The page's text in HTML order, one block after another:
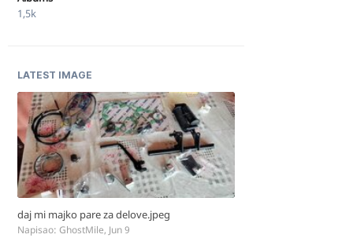
1,5k
LATEST IMAGE
daj mi majko pare za delove.jpeg
Napisao: GhostMile, Jun 9